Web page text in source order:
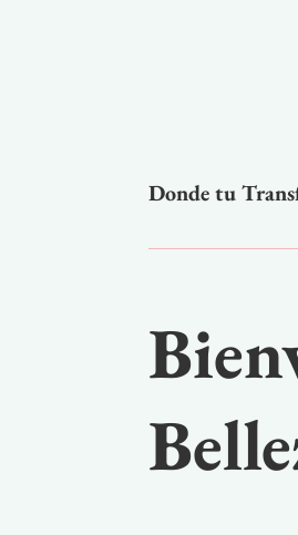
Donde tu